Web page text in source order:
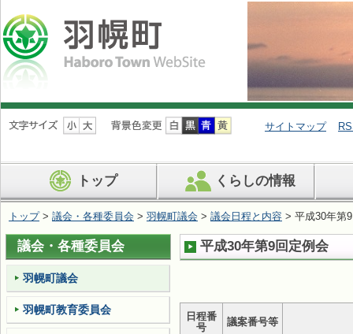
ナ
ビ
ン
を
ば
す
サイトマップ
トップ くらしの情報
トップ> 議会・各種委員会 > 羽幌町議会 > 議会日程と内容 > 平成30年第
平成30年第9回定例会
日程番
号
議案番号等
議会・各種委員会
羽幌町議会
羽幌町教育委員会